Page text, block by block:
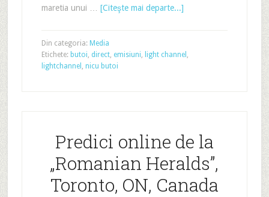
maretia unui … [Citeşte mai departe...]
Din categoria: Media
Etichete: butoi, direct, emisiuni, light channel ,
lightchannel , nicu butoi
Predici online de la
„Romanian Heralds”,
Toronto, ON, Canada